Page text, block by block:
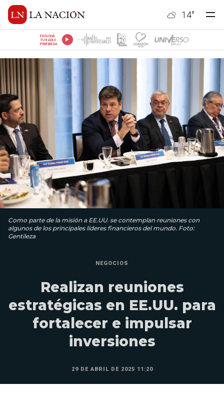
14°
ESCUCHÁ
TU RADIO
PREFERIDA
Como parte de la misión a EE.UU. se contemplan reuniones con
algunos de los principales líderes financieros del mundo. Foto:
Gentileza
NEGOCIOS
Realizan reuniones
estratégicas en EE.UU. para
fortalecer e impulsar
inversiones
29 DE ABRIL DE 2025 11:20